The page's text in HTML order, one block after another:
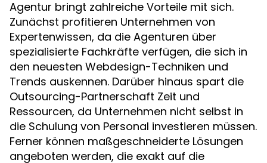
Agentur bringt zahlreiche Vorteile mit sich.
Zunächst profitieren Unternehmen von
Expertenwissen, da die Agenturen über
spezialisierte Fachkräfte verfügen, die sich in
den neuesten Webdesign-Techniken und
Trends auskennen. Darüber hinaus spart die
Outsourcing-Partnerschaft Zeit und
Ressourcen, da Unternehmen nicht selbst in
die Schulung von Personal investieren müssen.
Ferner können maßgeschneiderte Lösungen
angeboten werden, die exakt auf die